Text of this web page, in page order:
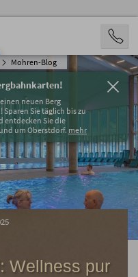
Mohren-Blog
neuen Berg
Sparen Sie täglich bis zu
entdecken Sie die
um Oberstdorf. mehr
Wellness pur